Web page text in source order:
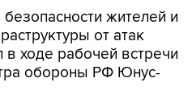
жителей и
от атак
в ходе рабочей встречи
обороны РФ Юнус-